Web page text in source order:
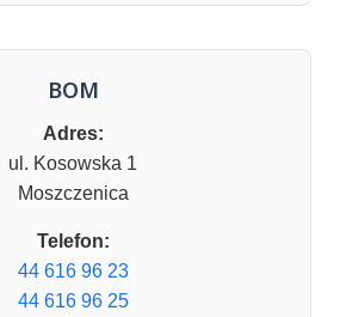
BOM
Adres:
ul. Kosowska 1
Moszczenica
Telefon:
44 616 96 23
44 616 96 25